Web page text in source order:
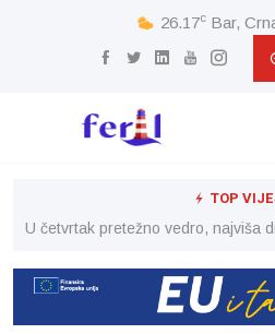
26.17c Bar,
TOP
U četvrtak pretežno vedro, najviša